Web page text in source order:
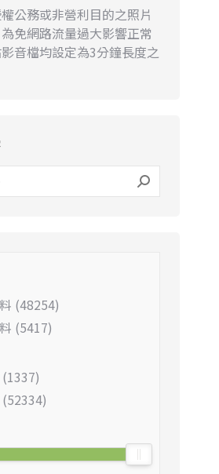
公務或非營利目的之照片
免網路流量過大影響正常
音檔均設定為3分鐘長度之
(48254)
(5417)